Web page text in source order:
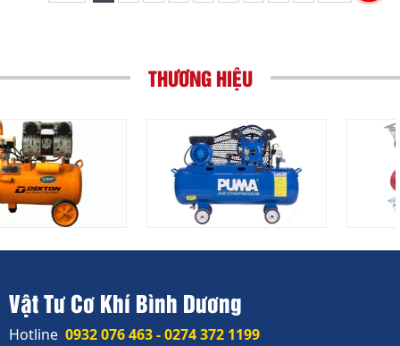
THƯƠNG HIỆU
Vật Tư Cơ Khí Bình Dương
Hotline 0932 076 463 - 0274 372 1199